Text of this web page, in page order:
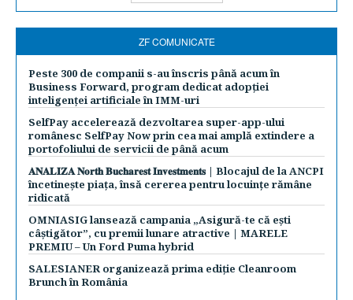
ZF COMUNICATE
Peste 300 de companii s-au înscris până acum în
Business Forward, program dedicat adopției
inteligenței artificiale în IMM-uri
SelfPay accelerează dezvoltarea super-app-ului
românesc SelfPay Now prin cea mai amplă extindere a
portofoliului de servicii de până acum
𝐀𝐍𝐀𝐋𝐈𝐙𝐀 𝐍𝐨𝐫𝐭𝐡 𝐁𝐮𝐜𝐡𝐚𝐫𝐞𝐬𝐭 𝐈𝐧𝐯𝐞𝐬𝐭𝐦𝐞𝐧𝐭𝐬 | Blocajul de la ANCPI
încetinește piața, însă cererea pentru locuințe rămâne
ridicată
OMNIASIG lansează campania „Asigură-te că ești
câștigător”, cu premii lunare atractive | MARELE
PREMIU – Un Ford Puma hybrid
SALESIANER organizează prima ediție Cleanroom
Brunch în România